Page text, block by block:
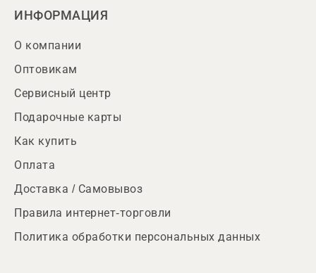
ИНФОРМАЦИЯ
О компании
Оптовикам
Сервисный центр
Подарочные карты
Как купить
Оплата
Доставка / Самовывоз
Правила интернет-торговли
Политика обработки персональных данных